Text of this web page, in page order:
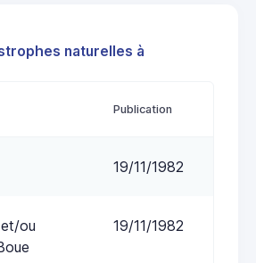
naturelles à
Publication
19/11/1982
ou
19/11/1982